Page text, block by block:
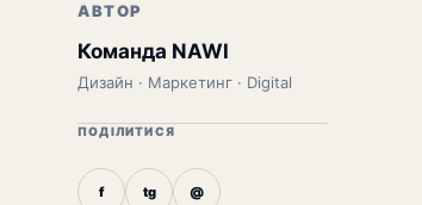
АВТОР
Команда NAWI
Дизайн · Маркетинг · Digital
ПОДІЛИТИСЯ
f tg @